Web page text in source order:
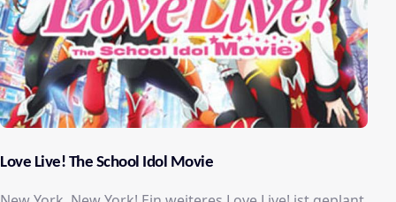
Love Live! The School Idol Movie